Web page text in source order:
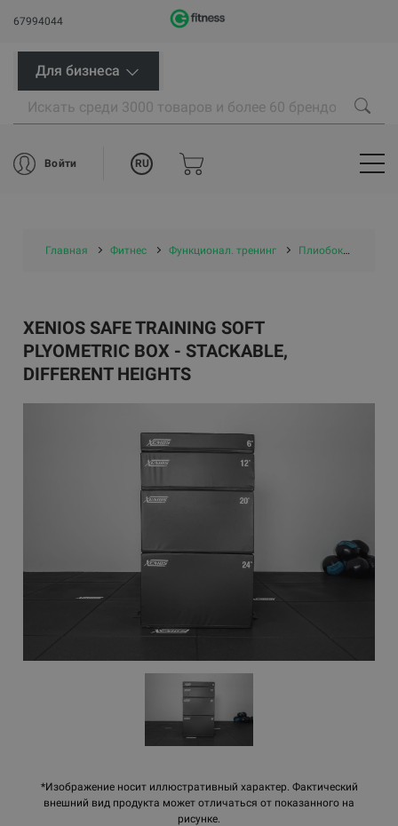
67994044
Для бизнеса
Войти RU
Главная Фитнес Функционал. тренинг Плиобоксы
*Изображение носит иллюстративный характер. Фактический
внешний вид продукта может отличаться от показанного на
рисунке.
XENIOS SAFE TRAINING SOFT
PLYOMETRIC BOX - STACKABLE,
DIFFERENT HEIGHTS